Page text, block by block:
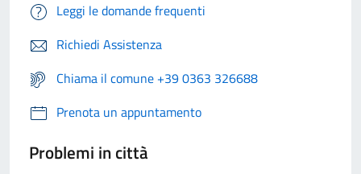
Leggi le domande frequenti
Richiedi Assistenza
Chiama il comune +39 0363 326688
Prenota un appuntamento
Problemi in città